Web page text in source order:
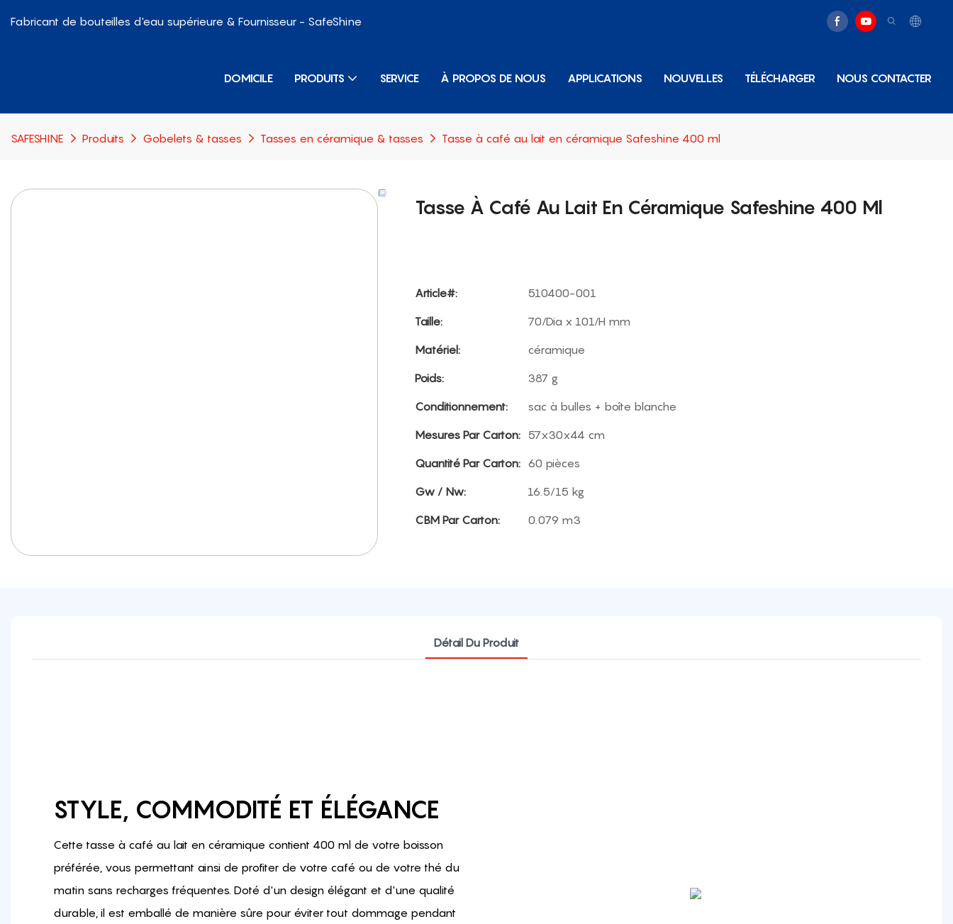
Fabricant de bouteilles d'eau supérieure & Fournisseur - SafeShine
DOMICILE PRODUITS SERVICE À PROPOS DE NOUS APPLICATIONS NOUVELLES TÉLÉCHARGER NOUS CONTACTER
SAFESHINE Produits Gobelets & tasses Tasses en céramique & tasses Tasse à café au lait en céramique Safeshine 400 ml
Tasse À Café Au Lait En Céramique Safeshine 400 Ml
Article#:
510400-001
Taille:
70/Dia x 101/H mm
Matériel:
céramique
Poids:
387 g
Conditionnement:
sac à bulles + boîte blanche
Mesures Par Carton: 57x30x44 cm
Quantité Par Carton: 60 pièces
Gw / Nw:
16.5/15 kg
CBM Par Carton:
0.079 m3
Détail Du Produit
STYLE, COMMODITÉ ET ÉLÉGANCE
Cette tasse à café au lait en céramique contient 400 ml de votre boisson
préférée, vous permettant ainsi de profiter de votre café ou de votre thé du
matin sans recharges fréquentes. Doté d'un design élégant et d'une qualité
durable, il est emballé de manière sûre pour éviter tout dommage pendant